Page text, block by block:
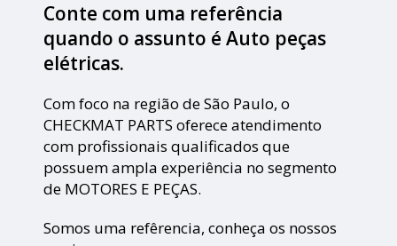
Conte com uma referência
quando o assunto éAuto peças
elétricas.
Com foco na região de São Paulo, o
CHECKMAT PARTS oferece atendimento
com profissionais qualificados que
possuem ampla experiência no segmento
de MOTORES E PEÇAS.
Somos uma refêrencia, conheça os nossos